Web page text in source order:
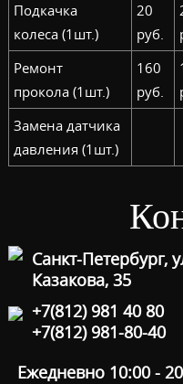
Подкачка
колеса (1шт.)
20
руб.
Ремонт
прокола (1шт.)
160
руб.
Замена датчика
давления (1шт.)
Санкт-Петербург,
Казакова, 35
+7(812) 981 40 80
+7(812) 981-80-40
Ежедневно 10:00 -